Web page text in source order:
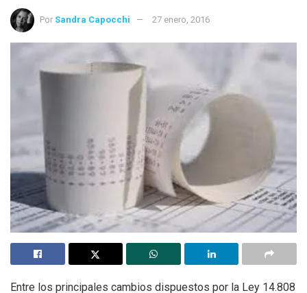
Por Sandra Capocchi 27 enero, 2016
Entre los principales cambios dispuestos por la Ley 14.808